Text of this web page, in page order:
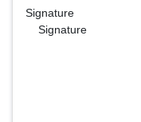
Signature